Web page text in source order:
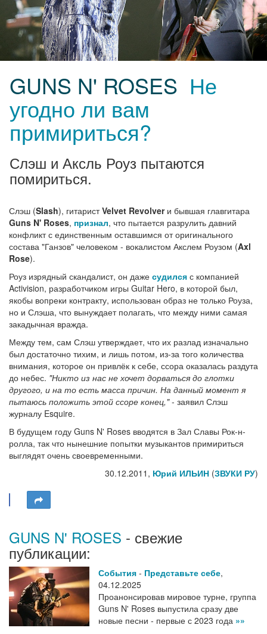
GUNS N' ROSES Не
угодно ли вам
примириться?
Слэш и Аксль Роуз пытаются
помириться.
Слэш (Slash), гитаристVelvet Revolverи бывшая главгитара
Guns N' Roses, признал, что пытается разрулить давний
конфликт с единственным оставшимся от оригинального
состава "Ганзов" человеком - вокалистом Акслем Роузом (Axl
Rose).
Роуз изрядный скандалист, он даже судился с компанией
Activision, разработчиком игры Guitar Hero, в которой был,
якобы вопреки контракту, использован образ не только Роуза,
но и Слэша, что вынуждает полагать, что между ними самая
закадычная вражда.
Между тем, сам Слэш утверждает, что их разлад изначально
был достаточно тихим, и лишь потом, из-за того количества
внимания, которое он привлёк к себе, ссора оказалась раздута
до небес. "Никто из нас не хочет дорваться до глотки
другого, и на то есть масса причин. На данный момент я
пытаюсь положить этой ссоре конец,"- заявил Слэш
журналу Esquire.
В будущем году Guns N' Roses вводятся в Зал Славы Рок-н-
ролла, так что нынешние попытки музыкантов примириться
выглядят очень своевременными.
30.12.2011, Юрий ИЛЬИН (ЗВУКИ РУ)
GUNS N' ROSES - свежие
публикации:
События - Представьте себе,
04.12.2025
Проанонсировав мировое турне, группа
Guns N' Roses выпустила сразу две
новые песни - первые с 2023 года »»